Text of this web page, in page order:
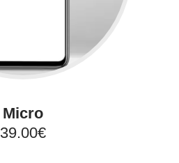
Micro
39.00€